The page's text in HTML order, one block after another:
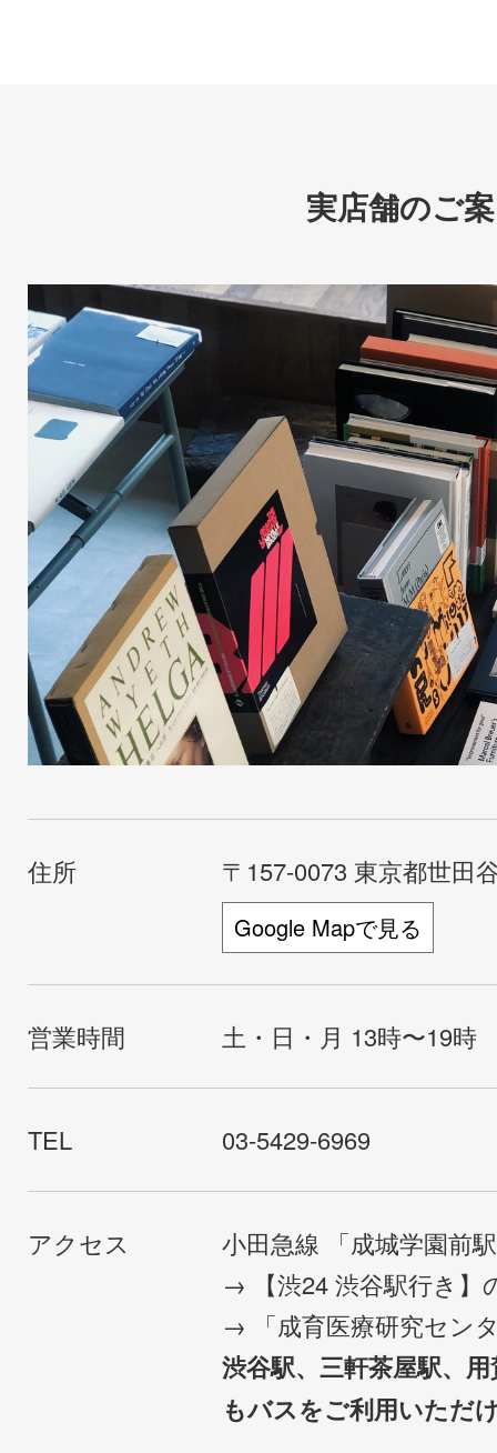
実店舗のご
住所 〒157-0073 東京都世田
Google Mapで見る
営業時間 土・日・月 13時〜19時
TEL 03-5429-6969
アクセス
小田急線 「成城学園前
→ 【渋24 渋谷駅行き】
→ 「成育医療研究セン
渋谷駅、三軒茶屋駅、
もバスをご利用いただ